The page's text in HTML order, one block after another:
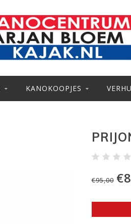
KANOKOOPJES
€95,00